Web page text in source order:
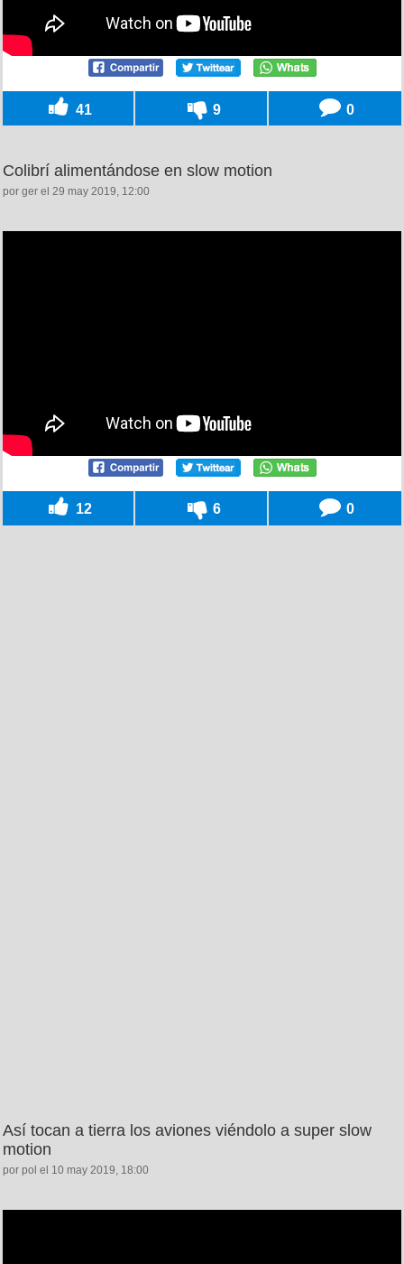
41 9 0
Colibrí alimentándose en slow motion
por ger el 29 may 2019, 12:00
12 6 0
Así tocan a tierra los aviones viéndolo a super slow
motion
por pol el 10 may 2019, 18:00